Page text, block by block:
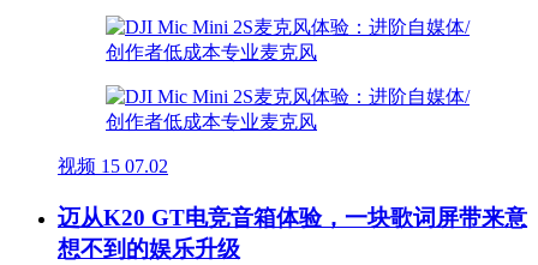
视频 15 07.02
迈从K20 GT电竞音箱体验，一块歌词屏带来意
想不到的娱乐升级